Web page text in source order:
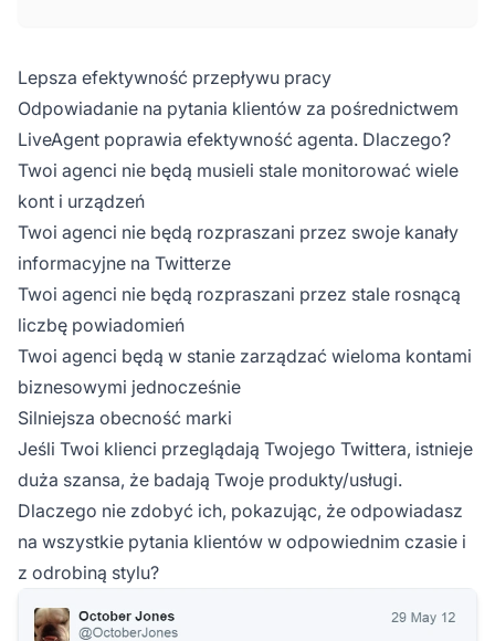
Lepsza efektywność przepływu pracy
Odpowiadanie na pytania klientów za pośrednictwem
LiveAgent poprawia efektywność agenta. Dlaczego?
Twoi agenci nie będą musieli stale monitorować wiele
kont i urządzeń
Twoi agenci nie będą rozpraszani przez swoje kanały
informacyjne na Twitterze
Twoi agenci nie będą rozpraszani przez stale rosnącą
liczbę powiadomień
Twoi agenci będą w stanie zarządzać wieloma kontami
biznesowymi jednocześnie
Silniejsza obecność marki
Jeśli Twoi klienci przeglądają Twojego Twittera, istnieje
duża szansa, że badają Twoje produkty/usługi.
Dlaczego nie zdobyć ich, pokazując, że odpowiadasz
na wszystkie pytania klientów w odpowiednim czasie i
z odrobiną stylu?